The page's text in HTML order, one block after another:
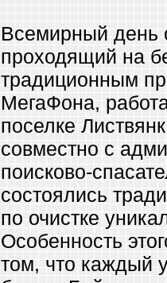
Всемирный день
проходящий на
традиционным
МегаФона,
поселке
совместно с
поисково-
состоялись
по очистке
Особенность
том, что каждый